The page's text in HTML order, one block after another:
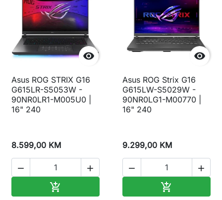

Asus ROG STRIX G16
G615LR-S5053W -
90NR0LR1-M005U0 |
16" 240
8.599,00 KM
 


Asus ROG Strix G16
G615LW-S5029W -
90NR0LG1-M00770 |
16" 240
9.299,00 KM
 
